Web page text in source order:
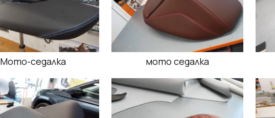
Мото-седалка мото седалка